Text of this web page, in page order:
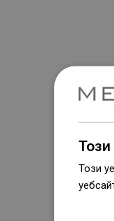
Този
Този